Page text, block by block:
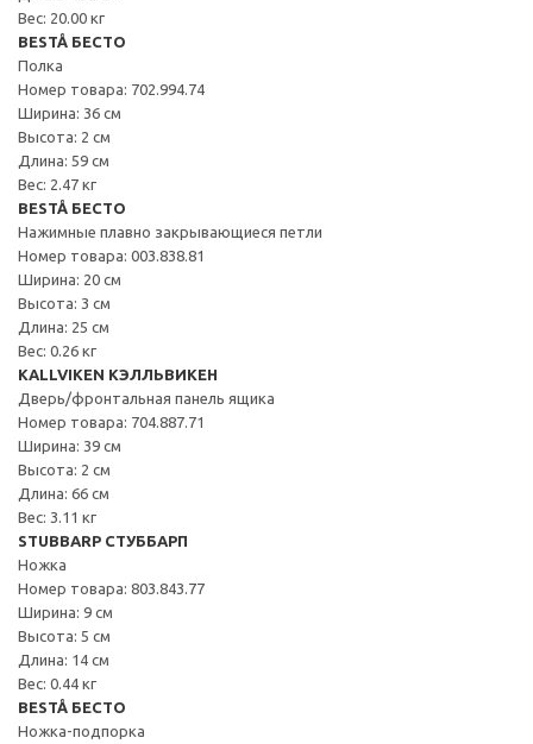
Вес: 20.00 кг
BESTÅ БЕСТО
Полка
Номер товара: 702.994.74
Ширина: 36 см
Высота: 2 см
Длина: 59 см
Вес: 2.47 кг
BESTÅ БЕСТО
Нажимные плавно закрывающиеся петли
Номер товара: 003.838.81
Ширина: 20 см
Высота: 3 см
Длина: 25 см
Вес: 0.26 кг
KALLVIKEN КЭЛЛЬВИКЕН
Дверь/фронтальная панель ящика
Номер товара: 704.887.71
Ширина: 39 см
Высота: 2 см
Длина: 66 см
Вес: 3.11 кг
STUBBARP СТУББАРП
Ножка
Номер товара: 803.843.77
Ширина: 9 см
Высота: 5 см
Длина: 14 см
Вес: 0.44 кг
BESTÅ БЕСТО
Ножка-подпорка